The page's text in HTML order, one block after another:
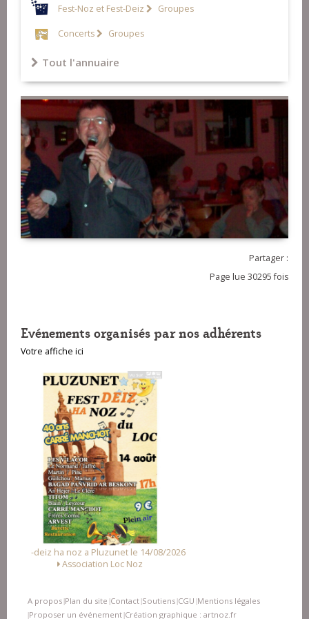
Fest-Noz et Fest-Deiz Groupes
Concerts Groupes
Tout l'annuaire
Partager :
Page lue 30295 fois
Evénements organisés par nos adhérents
Votre affiche ici
Fest Noz a Arzal le 15/08/2026
Alliance des Associations d'Arzal
A propos |Plan du site |Contact |Soutiens |CGU |Mentions légales
|Proposer un événement |Création graphique : artnoz.fr